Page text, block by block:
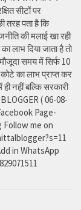
सीटों पर
तरह पता है कि
की मलाई खा रही
लाभ दिया जाता है तो
समय में सिर्फ 10
का लाभ प्राप्त कर
नहीं बल्कि सरकारी
( 06-08-
Page-
me on
in WhatsApp